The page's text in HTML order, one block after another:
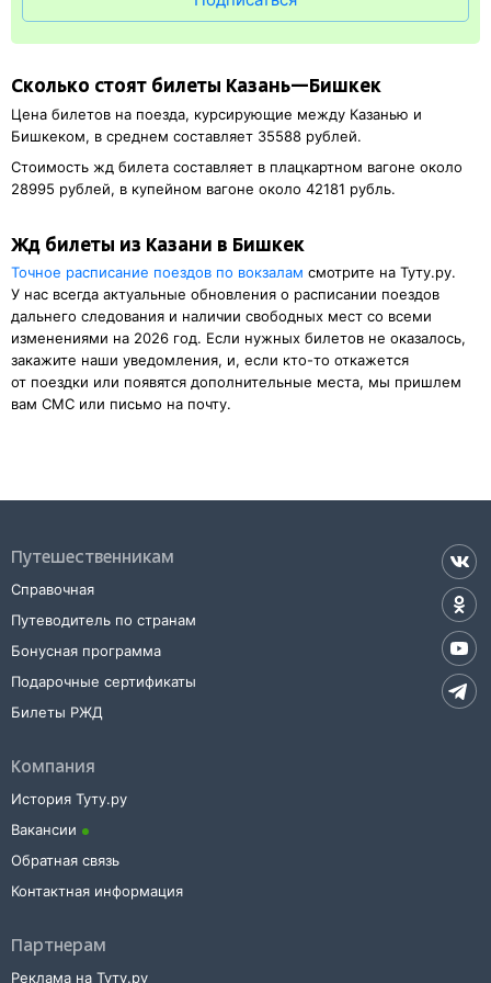
Сколько стоят билеты Казань—Бишкек
Цена билетов на поезда, курсирующие между Казанью и
Бишкеком, в среднем составляет 35588 рублей.
Стоимость жд билета составляет в плацкартном вагоне около
28995 рублей, в купейном вагоне около 42181 рубль.
Жд билеты из Казани в Бишкек
Точное расписание поездов по вокзалам смотрите на Туту.ру.
У нас всегда актуальные обновления о расписании поездов
дальнего следования и наличии свободных мест со всеми
изменениями на 2026 год. Если нужных билетов не оказалось,
закажите наши уведомления, и, если кто-то откажется
от поездки или появятся дополнительные места, мы пришлем
вам СМС или письмо на почту.
Путешественникам
Справочная
Путеводитель по странам
Бонусная программа
Подарочные сертификаты
Билеты РЖД
Компания
История Туту.ру
Вакансии
Обратная связь
Контактная информация
Партнерам
Реклама на Туту.ру